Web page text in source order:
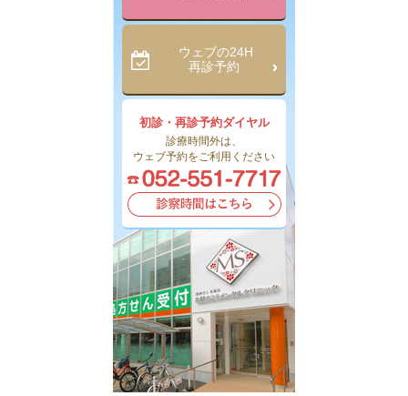
ウェブの24H
再診予約
初診・再診予約ダイヤル
診療時間外は、
ウェブ予約をご利用ください